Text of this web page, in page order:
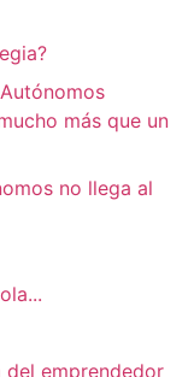
más que un
no llega al
del emprendedor